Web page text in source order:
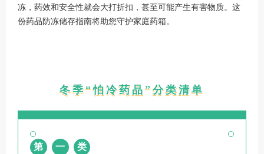
冻，药效和安全性就会大打折扣，甚至可能产生有害物质。这
份药品防冻储存指南将助您守护家庭药箱。
冬季“怕冷药品”分类清单
第 一 类